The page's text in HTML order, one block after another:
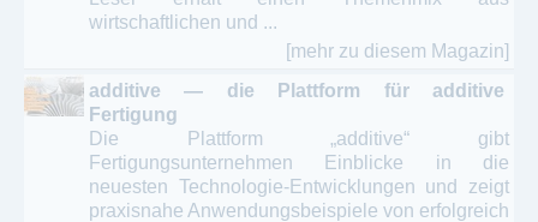
wirtschaftlichen und ...
[mehr zu diesem Magazin]
additive — die Plattform für additive
Fertigung
Die Plattform „additive“ gibt
Fertigungsunternehmen Einblicke in die
neuesten Technologie-Entwicklungen und zeigt
praxisnahe Anwendungsbeispiele von erfolgreich